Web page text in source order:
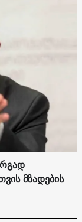
მზადების